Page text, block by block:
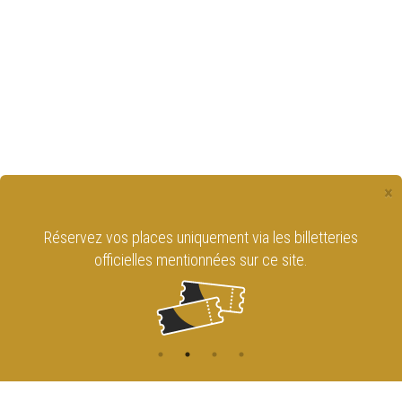
×
Réservez vos places uniquement via les billetteries
officielles mentionnées sur ce site.